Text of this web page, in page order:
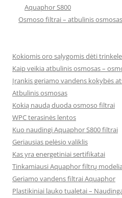
Aquaphor S800
Osmoso filtrai – atbulinis osmosas
Kokiomis oro sąlygomis dėti
Kaip veikia atbulinis osmosas –
Įrankis geriamo vandens kokybės
Atbulinis osmosas
Kokią naudą duoda osmoso filtrai
WPC terasinės lentos
Kuo naudingi Aquaphor S800 filtrai
Geriausias pelėsio valiklis
Kas yra energetiniai sertifikatai
Tinkamiausi Aquaphor filtrų
Geriamo vandens filtrai Aquaphor
Plastikiniai lauko tualetai –